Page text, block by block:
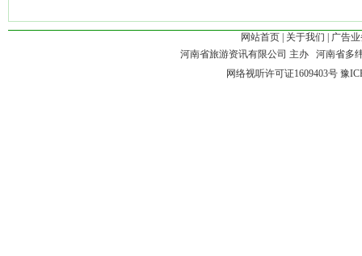
网站首页 关于我们
广告
河南省旅游资讯有限公司 主办 河南省多
网络视听许可证1609403号豫